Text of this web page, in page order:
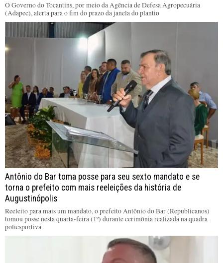
O Governo do Tocantins, por meio da Agência de Defesa Agropecuária
(Adapec), alerta para o fim do prazo da janela do plantio
Antônio do Bar toma posse para seu sexto mandato e se
torna o prefeito com mais reeleições da história de
Augustinópolis
Reeleito para mais um mandato, o prefeito Antônio do Bar (Republicanos)
tomou posse nesta quarta-feira (1º) durante cerimônia realizada na quadra
poliesportiva